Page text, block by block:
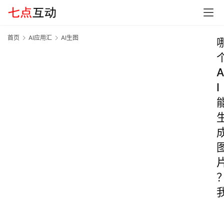
首页 AI应用汇 AI生图
A
I